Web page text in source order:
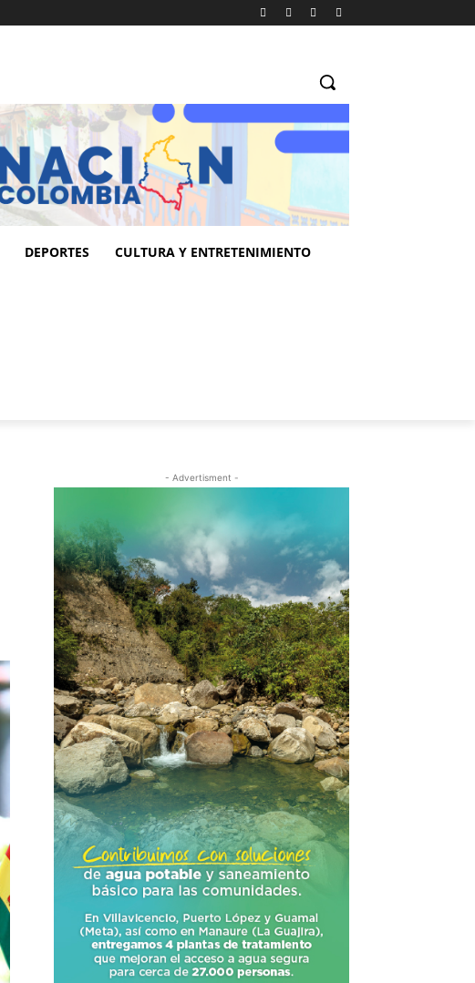
DEPORTES CULTURA Y ENTRETENIMIENTO
- Advertisment -